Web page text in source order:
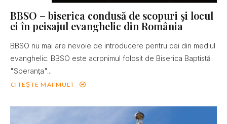
BBSO – biserica condusă de scopuri şi locul
ei în peisajul evanghelic din România
BBSO nu mai are nevoie de introducere pentru cei din mediul
evanghelic. BBSO este acronimul folosit de Biserica Baptistă
"Speranţa"...
CITEȘTE MAI MULT